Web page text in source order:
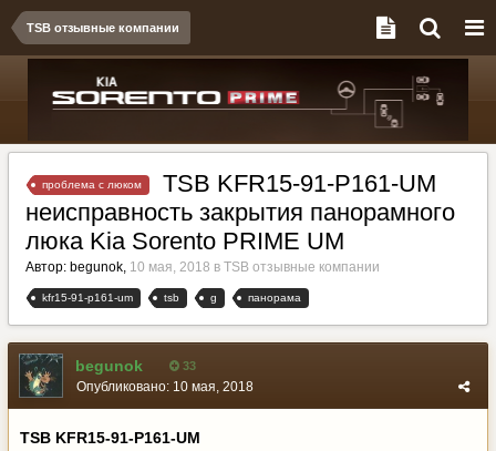
TSB отзывные компании
проблема с люком
TSB KFR15-91-P161-UM
неисправность закрытия панорамного
люка Kia Sorento PRIME UM
Автор: begunok, 10 мая, 2018 в TSB отзывные компании
kfr15-91-p161-um tsb g панорама
begunok 33
Опубликовано: 10 мая, 2018
TSB KFR15-91-P161-UM